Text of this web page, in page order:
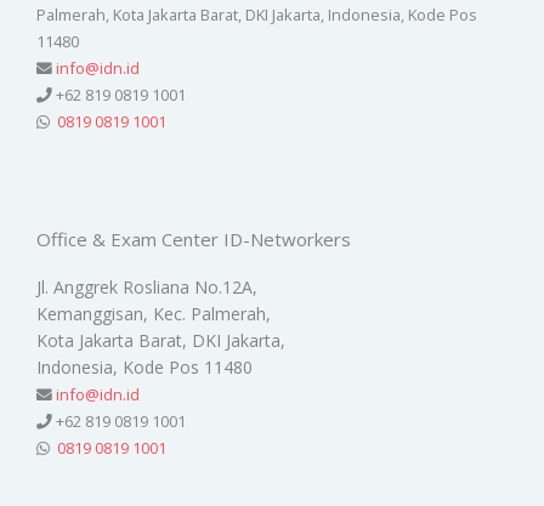
Palmerah, Kota Jakarta Barat, DKI Jakarta, Indonesia, Kode Pos
11480
info@idn.id
+62 819 0819 1001
0819 0819 1001
Office & Exam Center ID-Networkers
Jl. Anggrek Rosliana No.12A,
Kemanggisan, Kec. Palmerah,
Kota Jakarta Barat, DKI Jakarta,
Indonesia, Kode Pos 11480
info@idn.id
+62 819 0819 1001
0819 0819 1001